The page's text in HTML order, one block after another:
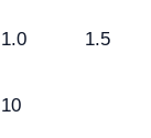
1.0 1.5
10